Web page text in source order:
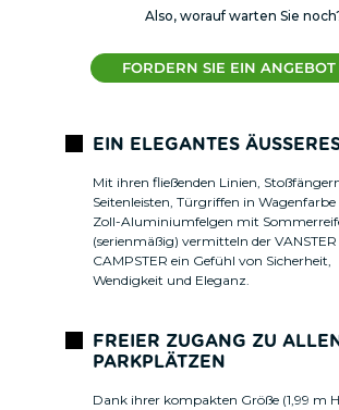
Also, worauf warten Sie
FORDERN SIE EIN
EIN ELEGANTES
Mit ihren fließenden Linien,
Seitenleisten, Türgriffen in Wagenfarbe
Zoll-Aluminiumfelgen mit
(serienmäßig) vermitteln der
CAMPSTER ein Gefühl von Sicherheit,
Wendigkeit und Eleganz.
FREIER ZUGANG ZU ALLEN
PARKPLÄTZEN
Dank ihrer kompakten Größe (1,99 m